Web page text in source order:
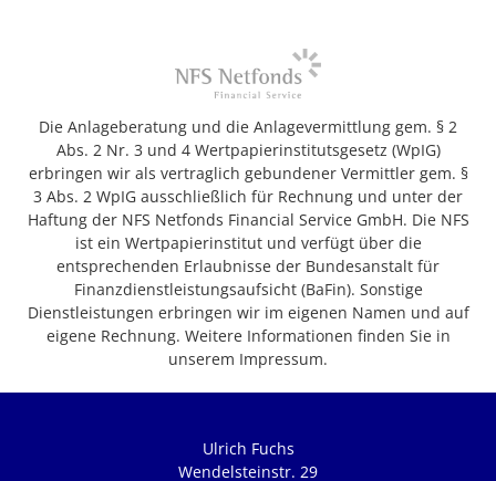
Die Anlageberatung und die Anlagevermittlung gem. § 2
Abs. 2 Nr. 3 und 4 Wertpapierinstitutsgesetz (WpIG)
erbringen wir als vertraglich gebundener Vermittler gem. §
3 Abs. 2 WpIG ausschließlich für Rechnung und unter der
Haftung der NFS Netfonds Financial Service GmbH. Die NFS
ist ein Wertpapierinstitut und verfügt über die
entsprechenden Erlaubnisse der Bundesanstalt für
Finanzdienstleistungsaufsicht (BaFin). Sonstige
Dienstleistungen erbringen wir im eigenen Namen und auf
eigene Rechnung. Weitere Informationen finden Sie in
unserem Impressum.
Ulrich Fuchs
Wendelsteinstr. 29